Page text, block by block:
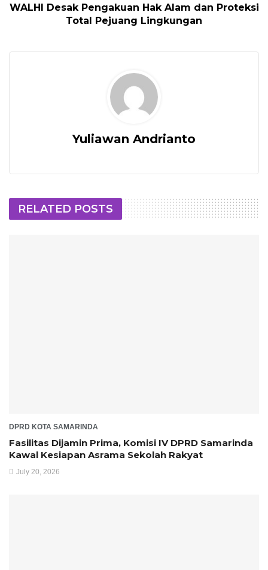
WALHI Desak Pengakuan Hak Alam dan Proteksi
Total Pejuang Lingkungan
Yuliawan Andrianto
RELATED POSTS
DPRD KOTA SAMARINDA
Fasilitas Dijamin Prima, Komisi IV DPRD Samarinda
Kawal Kesiapan Asrama Sekolah Rakyat
July 20, 2026